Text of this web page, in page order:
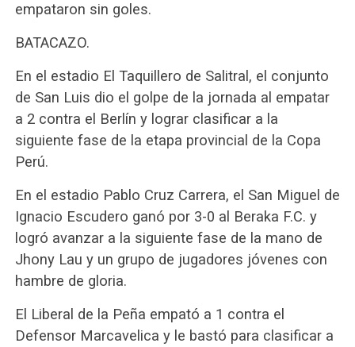
empataron sin goles.
BATACAZO.
En el estadio El Taquillero de Salitral, el conjunto
de San Luis dio el golpe de la jornada al empatar
a 2 contra el Berlín y lograr clasificar a la
siguiente fase de la etapa provincial de la Copa
Perú.
En el estadio Pablo Cruz Carrera, el San Miguel de
Ignacio Escudero ganó por 3-0 al Beraka F.C. y
logró avanzar a la siguiente fase de la mano de
Jhony Lau y un grupo de jugadores jóvenes con
hambre de gloria.
El Liberal de la Peña empató a 1 contra el
Defensor Marcavelica y le bastó para clasificar a